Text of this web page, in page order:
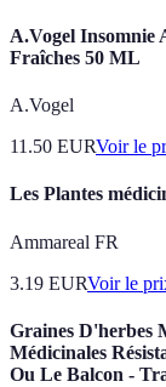
A.Vogel Insomnie
Fraîches 50 ML
A.Vogel
11.50 EURVoir le
Les Plantes
Ammareal FR
3.19 EURVoir le
Graines D'herbes
Médicinales
Ou Le Balcon -